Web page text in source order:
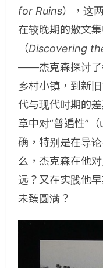
for Ruins），这
在较晚期的散文
（Discovering
——杰克森探讨了
乡村小镇，到新
代与现代时期的
章中对“普遍性”
确，特别是在导
么，杰克森在他
远？又在实践他
未臻圆满？